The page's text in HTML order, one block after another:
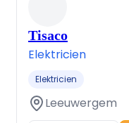
Tisaco
Elektricien
Elektricien
Leeuwergem